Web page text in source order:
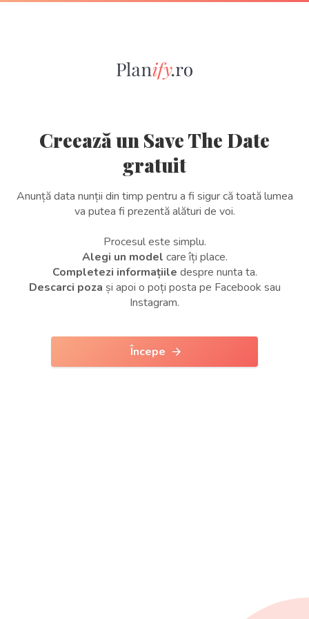
Creează un Save The Date
gratuit
Anunță data nunții din timp pentru a fi sigur că toată lumea
va putea fi prezentă alături de voi.
Procesul este simplu.
Alegi un model care îți place.
Completezi informațiile despre nunta ta.
Descarci poza și apoi o poți posta pe Facebook sau
Instagram.
Începe arrow_forward